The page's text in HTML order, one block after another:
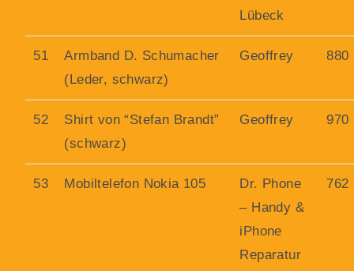
Lübeck
51
Armband D. Schumacher
(Leder, schwarz)
Geoffrey 880
52
Shirt von “Stefan Brandt”
(schwarz)
Geoffrey 970
53 Mobiltelefon Nokia 105
Dr. Phone
– Handy &
iPhone
Reparatur
762